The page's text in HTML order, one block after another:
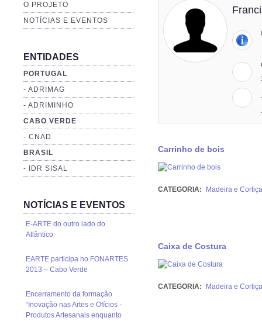
O PROJETO
NOTÍCIAS E EVENTOS
ENTIDADES
PORTUGAL
- ADRIMAG
- ADRIMINHO
CABO VERDE
- CNAD
BRASIL
- IDR SISAL
NOTÍCIAS E EVENTOS
E-ARTE do outro lado do
Atlântico
EARTE participa no FONARTES
2013 – Cabo Verde
Encerramento da formação
“Inovação nas Artes e Ofícios -
Produtos Artesanais enquanto
Carrinho de bois
CATEGORIA: Madeira e Cortiça
Caixa de Costura
CATEGORIA: Madeira e Cortiça